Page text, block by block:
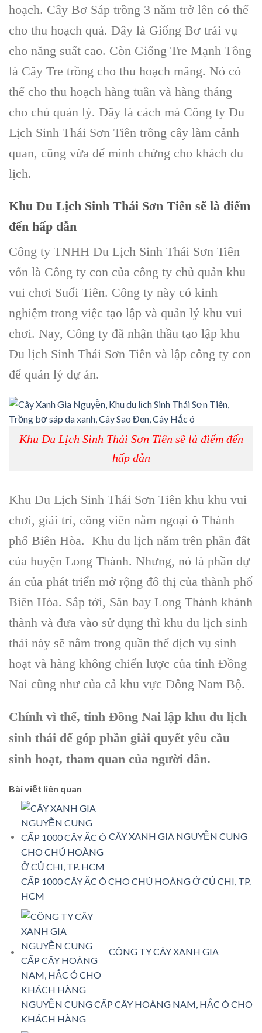
hoạch. Cây Bơ Sáp trồng 3 năm trở lên có thể
cho thu hoạch quả. Đây là Giống Bơ trái vụ
cho năng suất cao. Còn Giống Tre Mạnh Tông
là Cây Tre trồng cho thu hoạch măng. Nó có
thể cho thu hoạch hàng tuần và hàng tháng
cho chủ quản lý. Đây là cách mà Công ty Du
Lịch Sinh Thái Sơn Tiên trồng cây làm cảnh
quan, cũng vừa để minh chứng cho khách du
lịch.
Khu Du Lịch Sinh Thái Sơn Tiên sẽ là điểm
đến hấp dẫn
Công ty TNHH Du Lịch Sinh Thái Sơn Tiên
vốn là Công ty con của công ty chủ quản khu
vui chơi Suối Tiên. Công ty này có kinh
nghiệm trong việc tạo lập và quản lý khu vui
chơi. Nay, Công ty đã nhận thầu tạo lập khu
Du lịch Sinh Thái Sơn Tiên và lập công ty con
để quản lý dự án.
Khu Du Lịch Sinh Thái Sơn Tiên sẽ là điểm đến
hấp dẫn
Khu Du Lịch Sinh Thái Sơn Tiên khu khu vui
chơi, giải trí, công viên nằm ngoại ô Thành
phố Biên Hòa. Khu du lịch nằm trên phần đất
của huyện Long Thành. Nhưng, nó là phần dự
án của phát triển mở rộng đô thị của thành phố
Biên Hòa. Sắp tới, Sân bay Long Thành khánh
thành và đưa vào sử dụng thì khu du lịch sinh
thái này sẽ nằm trong quần thể dịch vụ sinh
hoạt và hàng không chiến lược của tỉnh Đồng
Nai cũng như của cả khu vực Đông Nam Bộ.
Chính vì thế, tỉnh Đồng Nai lập khu du lịch
sinh thái để góp phần giải quyết yêu cầu
sinh hoạt, tham quan của người dân.
Bài viết liên quan
CÂY XANH GIA NGUYỄN CUNG
CẤP 1000 CÂY ẮC Ó CHO CHÚ HOÀNG Ở CỦ CHI, TP.
HCM
CÔNG TY CÂY XANH GIA
NGUYỄN CUNG CẤP CÂY HOÀNG NAM, HẮC Ó CHO
KHÁCH HÀNG